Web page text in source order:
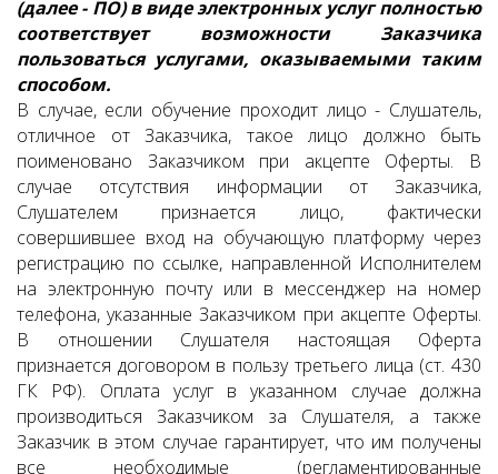
(далее - ПО) в виде электронных услуг полностью
соответствует возможности Заказчика
пользоваться услугами, оказываемыми таким
способом.
В случае, если обучение проходит лицо - Слушатель,
отличное от Заказчика, такое лицо должно быть
поименовано Заказчиком при акцепте Оферты. В
случае отсутствия информации от Заказчика,
Слушателем признается лицо, фактически
совершившее вход на обучающую платформу через
регистрацию по ссылке, направленной Исполнителем
на электронную почту или в мессенджер на номер
телефона, указанные Заказчиком при акцепте Оферты.
В отношении Слушателя настоящая Оферта
признается договором в пользу третьего лица (ст. 430
ГК РФ). Оплата услуг в указанном случае должна
производиться Заказчиком за Слушателя, а также
Заказчик в этом случае гарантирует, что им получены
все необходимые (регламентированные